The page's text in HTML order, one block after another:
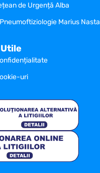
de Urgență Alba
Marius Nasta
uri